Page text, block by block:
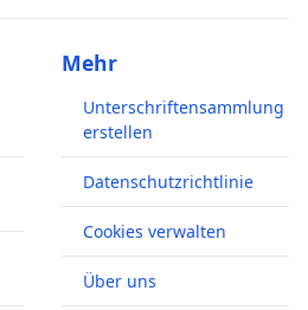
Mehr
Unterschriftensammlung
erstellen
Datenschutzrichtlinie
Cookies verwalten
Über uns